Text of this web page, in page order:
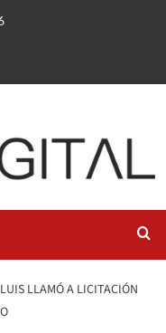
LLAMÓ A LICITACIÓN